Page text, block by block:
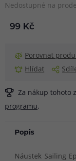
Nedostupné na
99 Kč
Porovnat
Hlídat
Za nákup tohoto
programu.
Popis
Náustek Sailing